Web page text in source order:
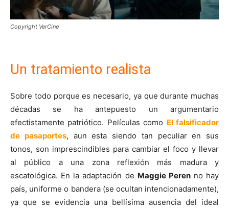
Copyright VerCine
Un tratamiento realista
Sobre todo porque es necesario, ya que durante muchas
décadas se ha antepuesto un argumentario
efectistamente patriótico. Películas como El falsificador
de pasaportes, aun esta siendo tan peculiar en sus
tonos, son imprescindibles para cambiar el foco y llevar
al público a una zona reflexión más madura y
escatológica. En la adaptación de Maggie Perenno hay
país, uniforme o bandera (se ocultan intencionadamente),
ya que se evidencia una bellísima ausencia del ideal